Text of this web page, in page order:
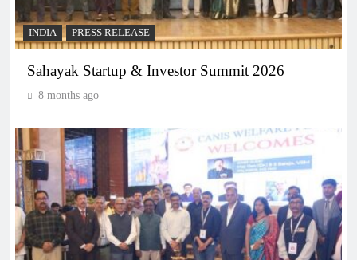
INDIA PRESS RELEASE
Sahayak Startup & Investor Summit 2026
8 months ago